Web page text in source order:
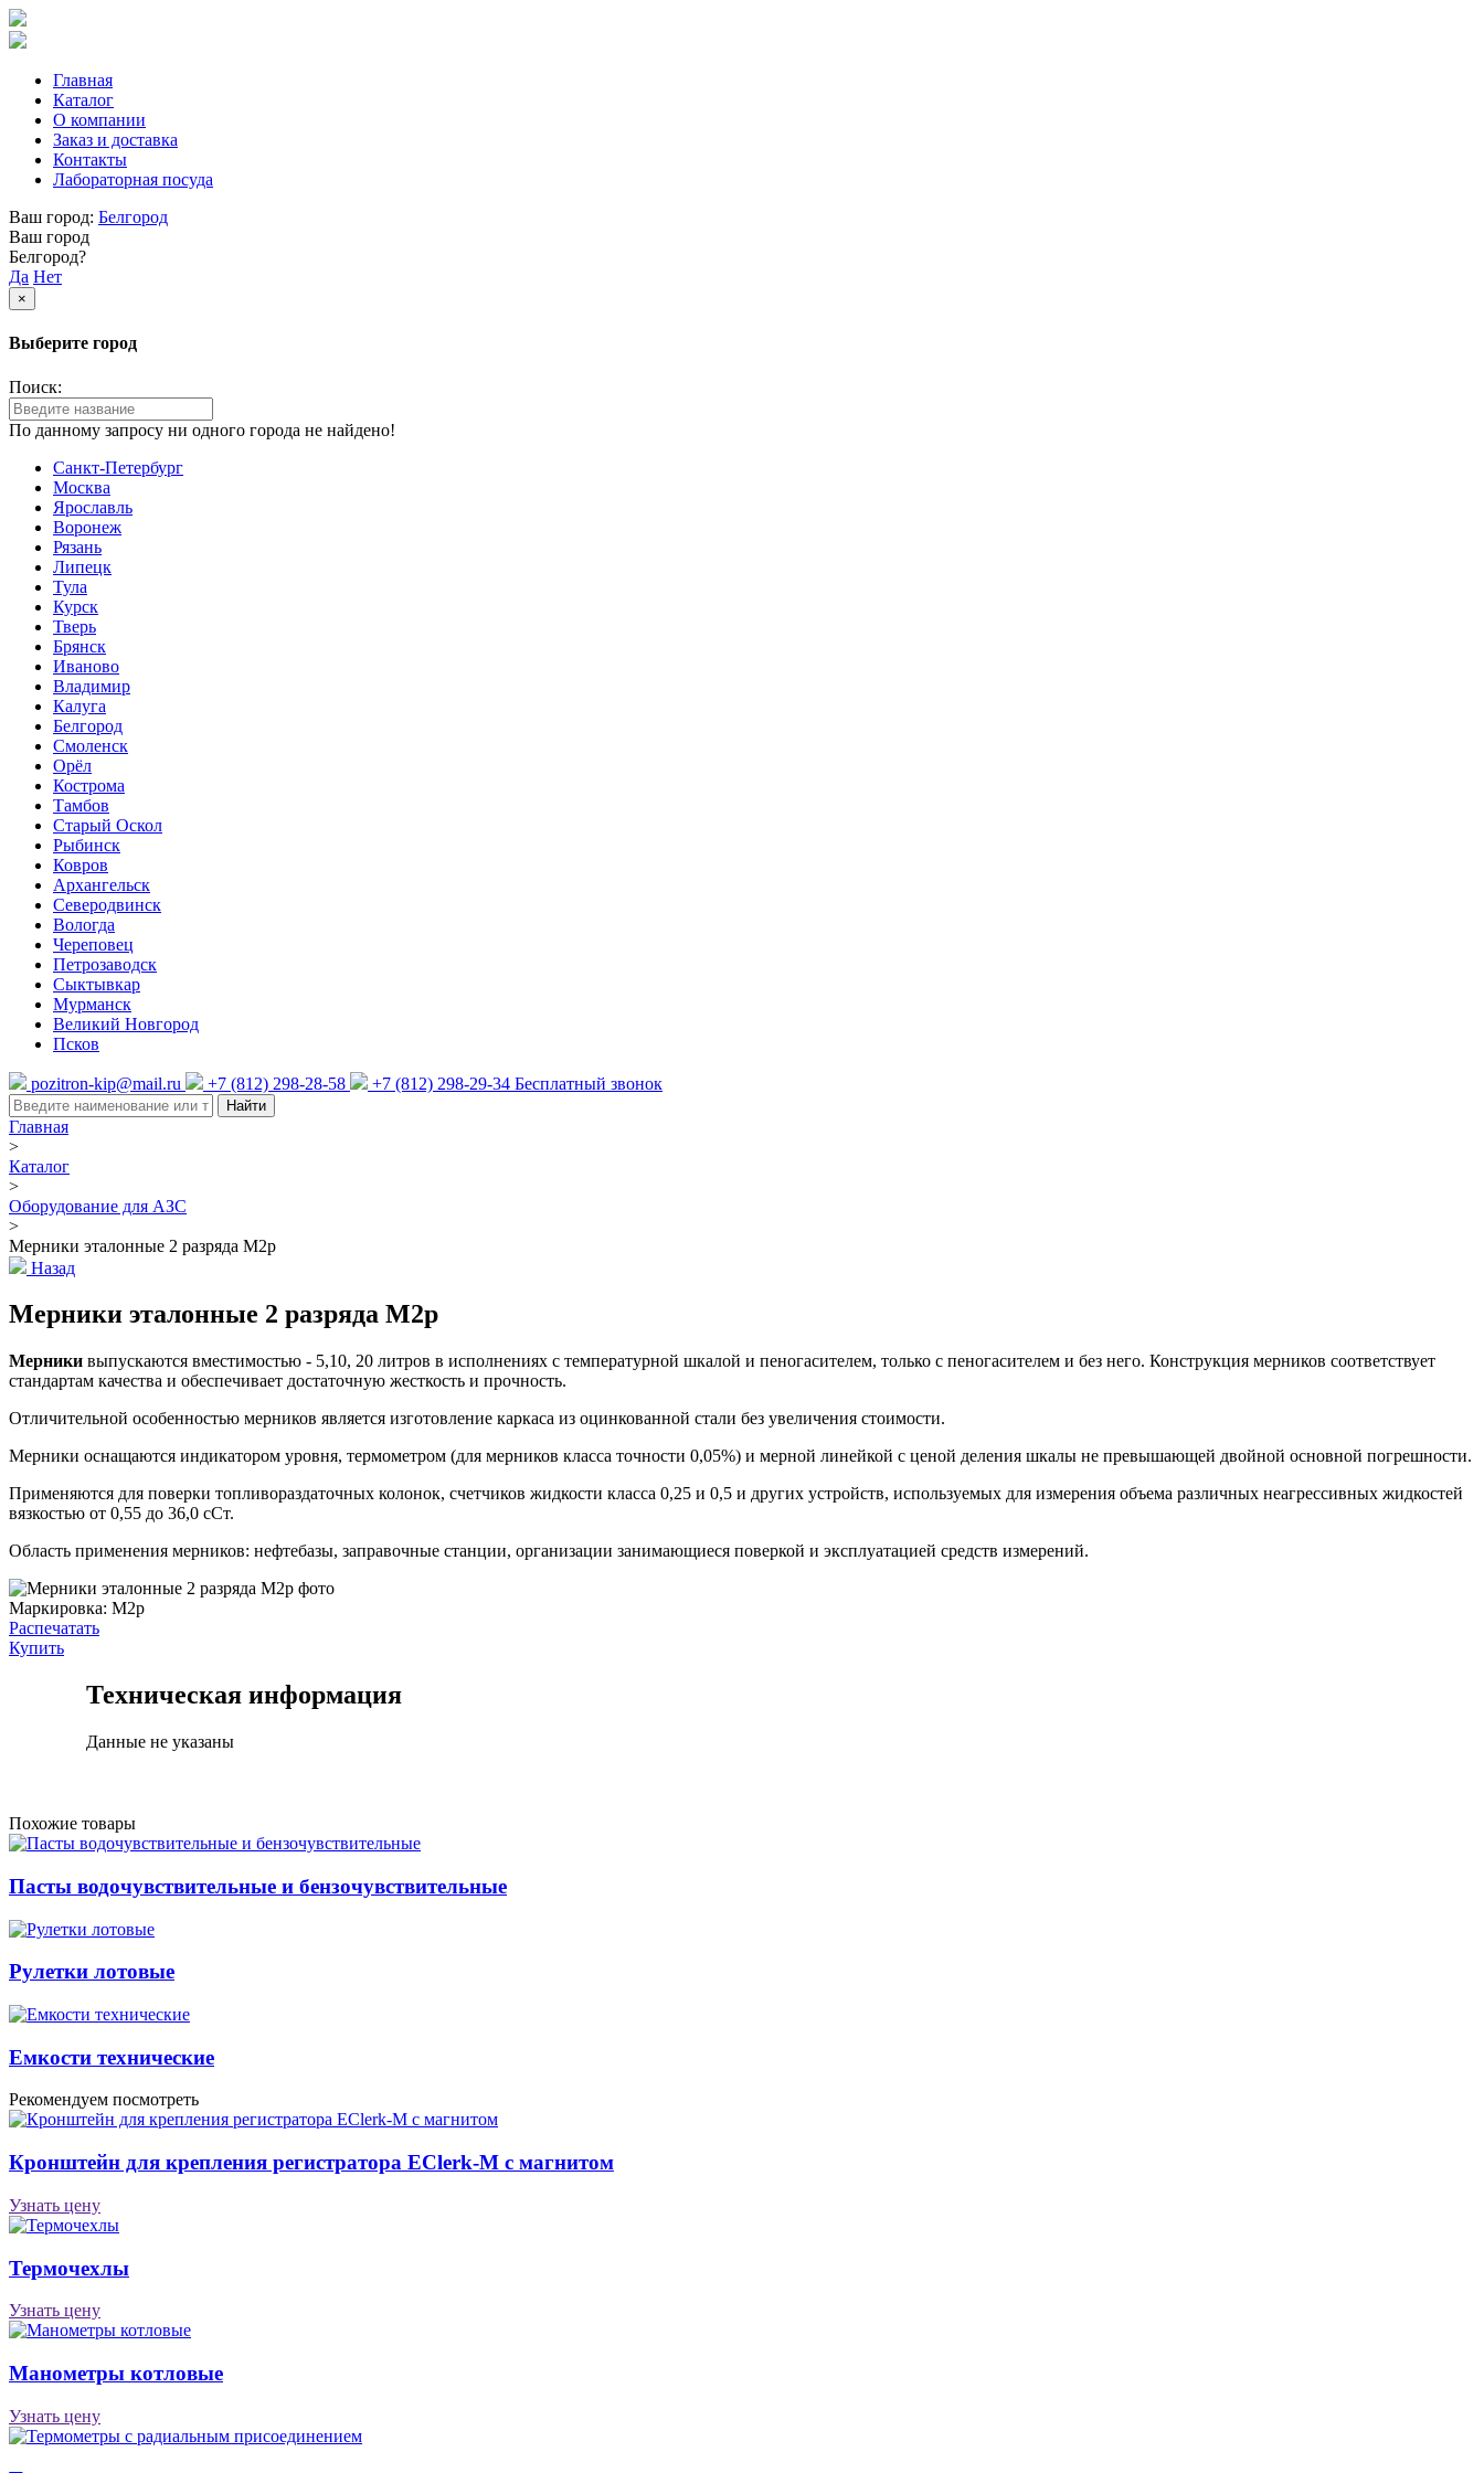
Главная
Каталог
О компании
Заказ и доставка
Контакты
Лабораторная посуда
Ваш город: Белгород
Ваш город
Белгород?
Да Нет
×
Выберите город
Поиск:
По данному запросу ни одного города не найдено!
Санкт-Петербург
Москва
Ярославль
Воронеж
Рязань
Липецк
Тула
Курск
Тверь
Брянск
Иваново
Владимир
Калуга
Белгород
Смоленск
Орёл
Кострома
Тамбов
Старый Оскол
Рыбинск
Ковров
Архангельск
Северодвинск
Вологда
Череповец
Петрозаводск
Сыктывкар
Мурманск
Великий Новгород
Псков
pozitron-kip@mail.ru +7 (812) 298-28-58 +7 (812) 298-29-34 Бесплатный звонок
Найти
Главная
>
Каталог
>
Оборудование для АЗС
>
Мерники эталонные 2 разряда М2р
Назад
Мерники эталонные 2 разряда М2р
Мерники выпускаются вместимостью - 5,10, 20 литров в исполнениях с температурной шкалой и пеногасителем, только с пеногасителем и без него. Конструкция мерников соответствует
стандартам качества и обеспечивает достаточную жесткость и прочность.
Отличительной особенностью мерников является изготовление каркаса из оцинкованной стали без увеличения стоимости.
Мерники оснащаются индикатором уровня, термометром (для мерников класса точности 0,05%) и мерной линейкой с ценой деления шкалы не превышающей двойной основной погрешности.
Применяются для поверки топливораздаточных колонок, счетчиков жидкости класса 0,25 и 0,5 и других устройств, используемых для измерения объема различных неагрессивных жидкостей
вязкостью от 0,55 до 36,0 сСт.
Область применения мерников: нефтебазы, заправочные станции, организации занимающиеся поверкой и эксплуатацией средств измерений.
Маркировка: М2р
Распечатать
Купить
Техническая информация
Данные не указаны
Похожие товары
Пасты водочувствительные и бензочувствительные
Рулетки лотовые
Емкости технические
Рекомендуем посмотреть
Кронштейн для крепления регистратора EClerk-M с магнитом
Узнать цену
Термочехлы
Узнать цену
Манометры котловые
Узнать цену